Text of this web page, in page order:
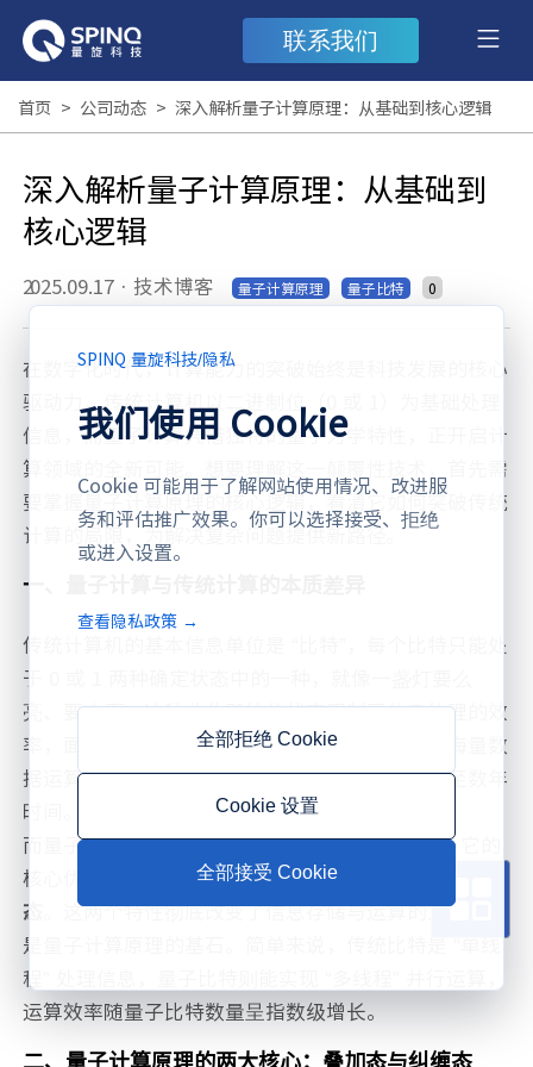
联系我们
首页 > 公司动态 > 深入解析量子计算原理：从基础到核心逻辑
深入解析量子计算原理：从基础到
核心逻辑
2025.09.17 · 技术博客 量子计算原理 量子比特 0
在数字化时代，计算能力的突破始终是科技发展的核心
驱动力。传统计算机以二进制位（0 或 1）为基础处理
信息，而量子计算凭借独特的量子力学特性，正开启计
算领域的全新可能。想要理解这一颠覆性技术，首先需
要掌握量子计算原理的核心逻辑，看清它如何突破传统
计算的局限，为解决复杂问题提供新路径。
一、量子计算与传统计算的本质差异
传统计算机的基本信息单位是 “比特”，每个比特只能处
于 0 或 1 两种确定状态中的一种，就像一盏灯要么
亮、要么灭。这种非此即彼的状态限制了信息处理的效
率，面对气象预测、药物研发、密码破解等需要海量数
据运算的场景，传统计算机往往需要耗费数月甚至数年
时间。
而量子计算的基本单位是 “量子比特（Qubit）”，它的
核心优势来自量子力学的两大特性 ——
态
。这两个特性彻底改变了信息存储与运算的方式，也
是量子计算原理的基石。简单来说，传统比特是 “单线
程” 处理信息，量子比特则能实现 “多线程” 并行运算，
运算效率随量子比特数量呈指数级增长。
二、量子计算原理的两大核心：叠加态与纠缠态
SPINQ 量旋科技/隐私
我们使用 Cookie
Cookie 可能用于了解网站使用情况、改进服
务和评估推广效果。你可以选择接受、拒绝
或进入设置。
查看隐私政策 →
全部拒绝 Cookie
Cookie 设置
全部接受 Cookie